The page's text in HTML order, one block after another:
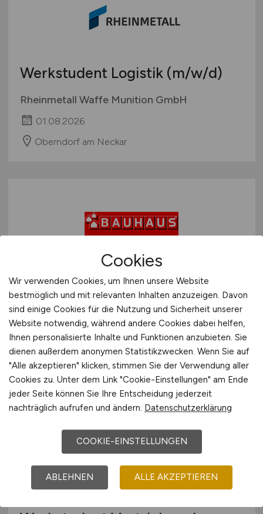
Werkstudent Logistik (m/w/d)
Rheinmetall Waffe Munition GmbH
01.08.2026
Oberndorf am Neckar
Werkstudent
Prozessmanagement HR
(m/w/d)
BAUHAUS
01.08.2026
Mannheim
Cookies
Wir verwenden Cookies, um Ihnen unsere Website
bestmöglich und mit relevanten Inhalten anzuzeigen. Davon
sind einige Cookies für die Nutzung und Sicherheit unserer
Website notwendig, während andere Cookies dabei helfen,
Ihnen personalisierte Inhalte und Funktionen anzubieten. Sie
dienen außerdem anonymen Statistikzwecken. Wenn Sie auf
"Alle akzeptieren" klicken, stimmen Sie der Verwendung aller
Cookies zu. Unter dem Link "Cookie-Einstellungen" am Ende
jeder Seite können Sie Ihre Entscheidung jederzeit
nachträglich aufrufen und ändern. Datenschutzerklärung
COOKIE-EINSTELLUNGEN
ABLEHNEN ALLE AKZEPTIEREN